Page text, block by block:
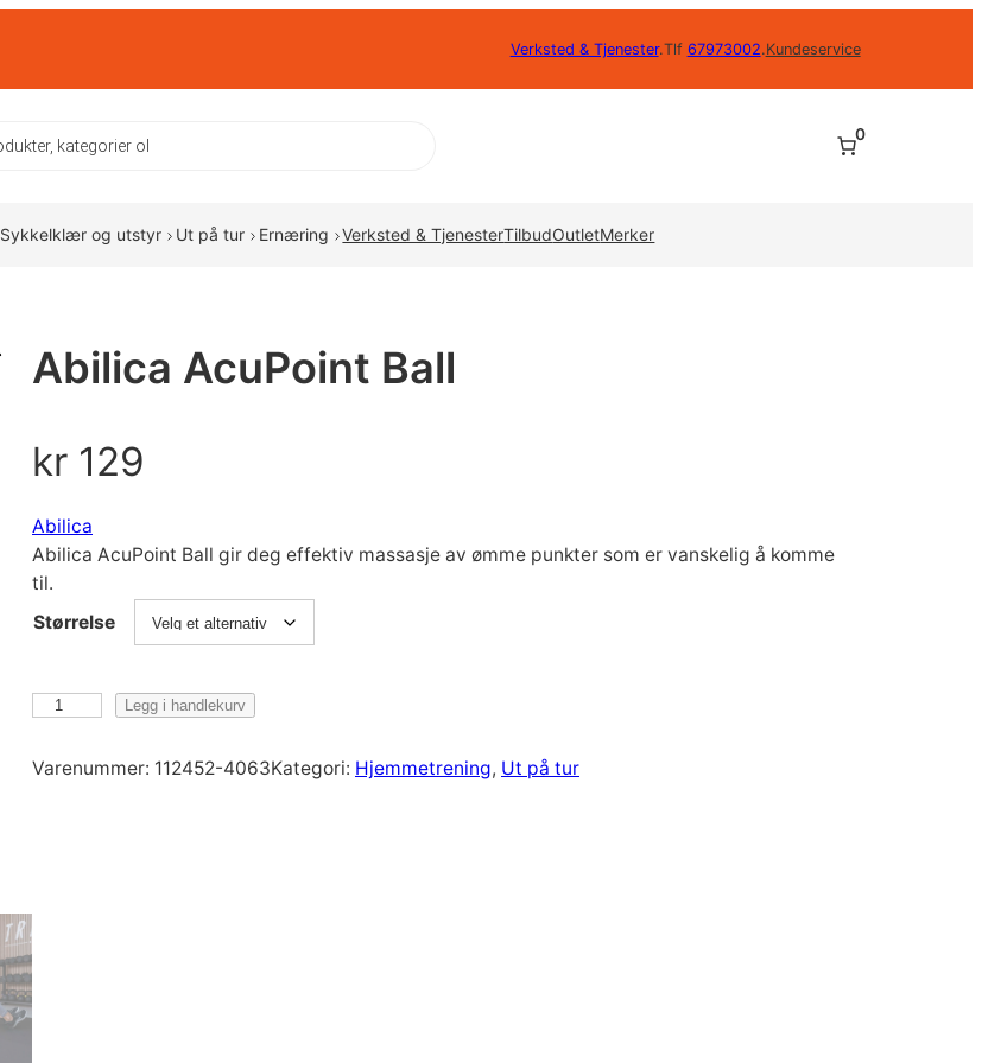
Verksted & Tjenester.Tlf 67973002.Kundeservice
0
Sykkelklær og utstyr Ut på tur Ernæring Verksted & TjenesterTilbudOutletMerker
Abilica AcuPoint Ball
kr 129
Abilica
Abilica AcuPoint Ball gir deg effektiv massasje av ømme punkter som er vanskelig å komme
til.
Størrelse
i
c
u
P
o
Legg i handlekurv
Varenummer: 112452-4063Kategori: Hjemmetrening, Ut på tur